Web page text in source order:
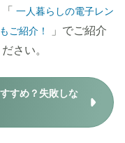
一人暮らしの電子レン
ご紹介！
」でご紹介
さい。
すめ？失敗しな